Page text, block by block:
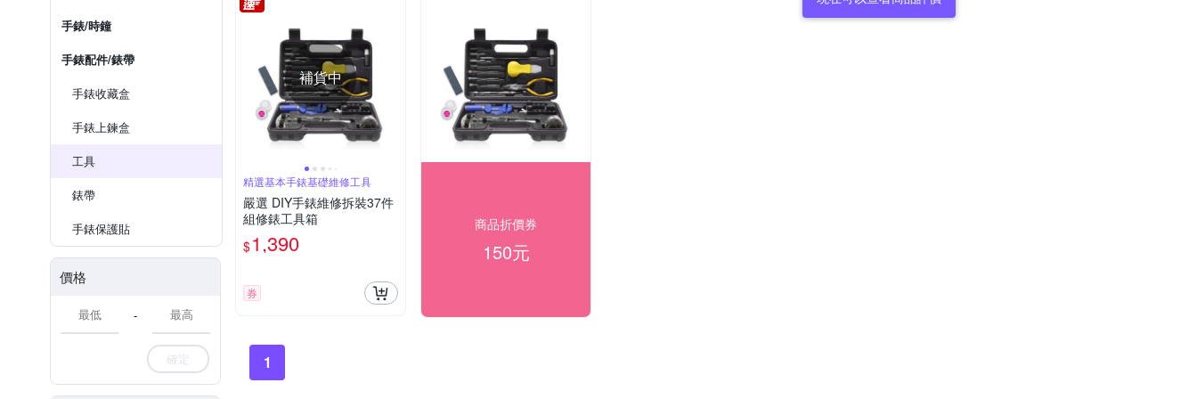
手錶/時鐘
手錶配件/錶帶
手錶收藏盒
手錶上鍊盒
工具
錶帶
手錶保護貼
價格
-
確定
補貨中
精選基本手錶基礎維修工具
嚴選 DIY手錶維修拆裝37件
組修錶工具箱
$1,390
券
商品折價券
150元
1